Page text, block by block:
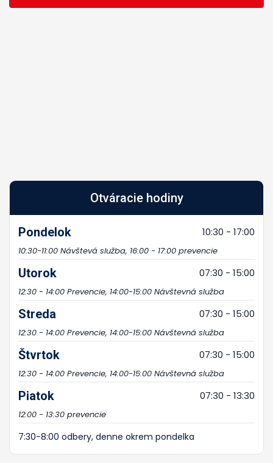
Otváracie hodiny
Pondelok 10:30 - 17:00
10:30-11:00 Návštevá služba, 16:00 - 17:00 prevencie
Utorok 07:30 - 15:00
12:30 - 14:00 Prevencie, 14:00-15:00 Návštevná služba
Streda 07:30 - 15:00
12:30 - 14:00 Prevencie, 14:00-15:00 Návštevná služba
Štvrtok 07:30 - 15:00
12:30 - 14:00 Prevencie, 14:00-15:00 Návštevná služba
Piatok 07:30 - 13:30
12:00 - 13:30 prevencie
7:30-8:00 odbery, denne okrem pondelka